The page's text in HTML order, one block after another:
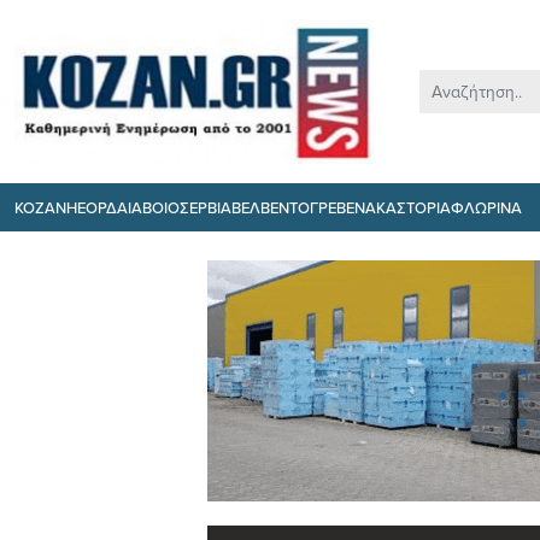
ΚΟΖΑΝΗΕΟΡΔΑΙΑΒΟΙΟΣΕΡΒΙΑΒΕΛΒΕΝΤΟΓΡΕΒΕΝΑΚΑΣΤΟΡΙΑΦΛΩΡΙΝΑ